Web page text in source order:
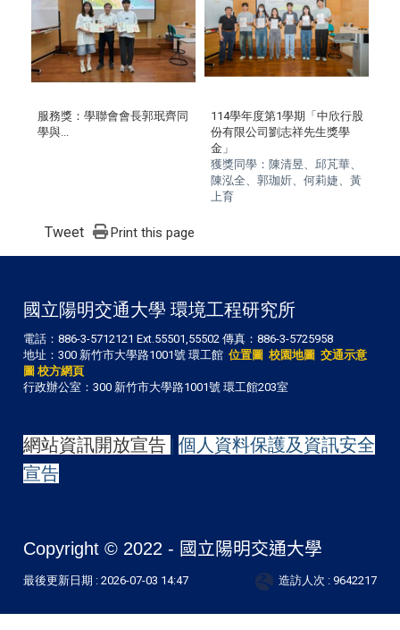
服務獎：學聯會會長郭珉齊同
學與...
114學年度第1學期「中欣行股
份有限公司劉志祥先生獎學
金」
獲獎同學：陳清昱、邱芃華、
陳泓全、郭珈妡、何莉婕、黃
上育
Tweet Print this page
國立陽明交通大學 環境工程研究所
電話：886-3-5712121 Ext.55501,55502 傳真：886-3-5725958
地址：300 新竹市大學路1001號 環工館 位置圖 校園地圖 交通示意
圖 校方網頁
行政辦公室：300 新竹市大學路1001號 環工館203室
網站資訊開放宣告
個人資料保護及資訊安全
宣告
Copyright © 2022 - 國立陽明交通大學
造訪人次 : 9642217
最後更新日期 : 2026-07-03 14:47